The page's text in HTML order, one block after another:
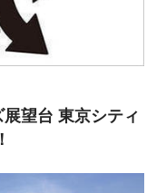
望台 東京シティ